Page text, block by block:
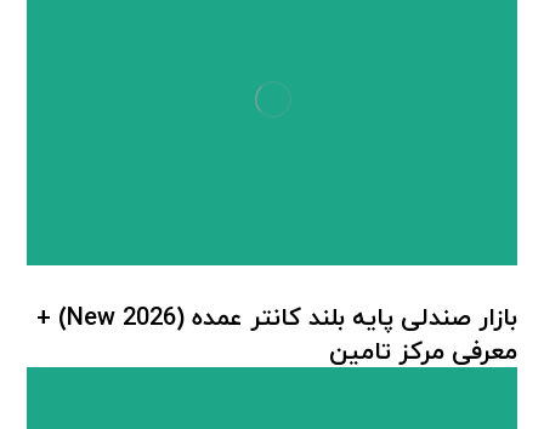
بازار صندلی پایه بلند کانتر عمده (New 2026) +
معرفی مرکز تامین